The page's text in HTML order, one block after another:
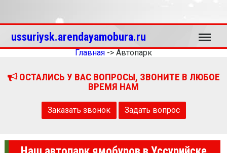
ussuriysk.arendayamobura.ru Меню
Главная -> Автопарк
ОСТАЛИСЬ У ВАС ВОПРОСЫ, ЗВОНИТЕ В ЛЮБОЕ
ВРЕМЯ НАМ
Заказать звонок Задать вопрос